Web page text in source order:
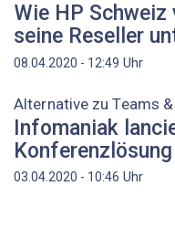
Wie HP
seine Reseller
08.04.2020 - 12:49 Uhr
Alternative zu Teams
Infomaniak
Konferenzlösung
03.04.2020 - 10:46 Uhr